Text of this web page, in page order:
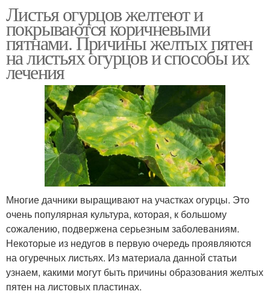
Листья огурцов желтеют и
покрываются коричневыми
пятнами. Причины желтых пятен
на листьях огурцов и способы их
лечения
Многие дачники выращивают на участках огурцы. Это
очень популярная культура, которая, к большому
сожалению, подвержена серьезным заболеваниям.
Некоторые из недугов в первую очередь проявляются
на огуречных листьях. Из материала данной статьи
узнаем, какими могут быть причины образования желтых
пятен на листовых пластинах.